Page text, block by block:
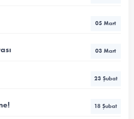
05 Mart
03 Mart
23 Şubat
18 Şubat